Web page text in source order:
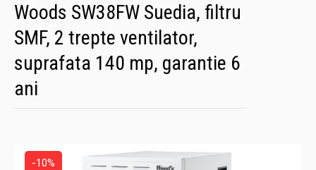
Woods SW38FW Suedia, filtru
SMF, 2 trepte ventilator,
suprafata 140 mp, garantie 6
ani
-10%